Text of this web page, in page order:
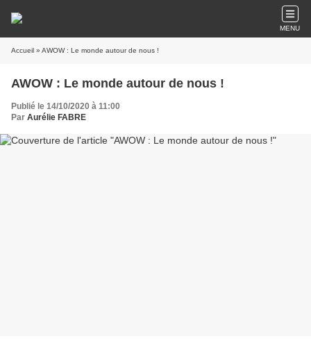
MENU
Accueil » AWOW : Le monde autour de nous !
AWOW : Le monde autour de nous !
Publié le 14/10/2020 à 11:00
Par Aurélie FABRE